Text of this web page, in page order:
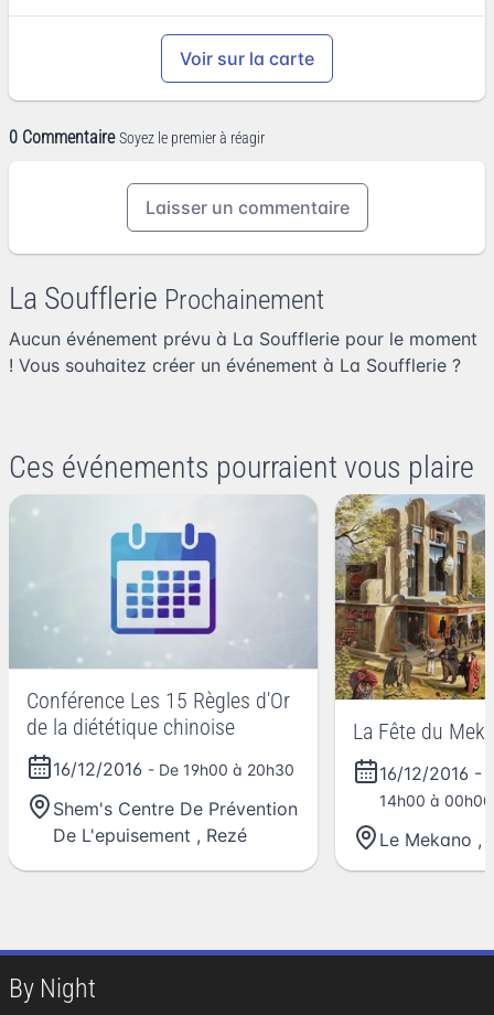
Voir sur la carte
0 Commentaire Soyez le premier à réagir
Laisser un commentaire
La Soufflerie Prochainement
Aucun événement prévu à La Soufflerie pour le moment
! Vous souhaitez créer un événement à La Soufflerie ?
Ces événements pourraient vous plaire
Conférence Les 15 Règles d'Or
de la diététique chinoise
16/12/2016 - De 19h00 à 20h30
Shem's Centre De Prévention
De L'epuisement , Rezé
La Fête du
16/12/2016 -
14h00 à 00h00
Le Mekano ,
By Night